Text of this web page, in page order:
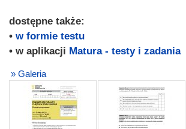
dostępne także:
• w formie testu
• w aplikacji Matura - testy i zadania
» Galeria